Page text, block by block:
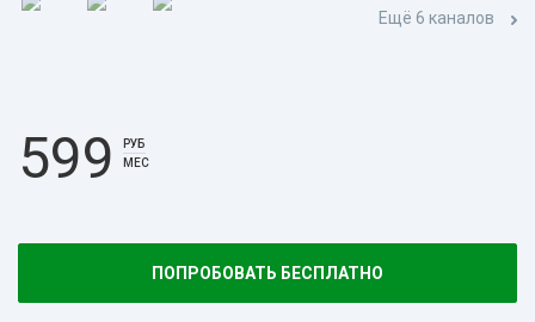
Ещё 6 каналов
599
РУБ
МЕС
ПОПРОБОВАТЬ БЕСПЛАТНО